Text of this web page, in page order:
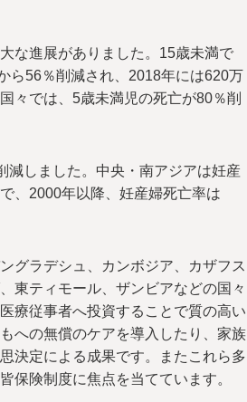
な進展がありました。15歳未満で
ら56％削減され、2018年には620万
々では、5歳未満児の死亡が80％削
減しました。中央・南アジアは妊産
、2000年以降、妊産婦死亡率は
グラデシュ、カンボジア、カザフス
東ティモール、ザンビアなどの国々
療従事者へ投資することで質の高い
への無償のケアを導入したり、家族
決定による成果です。またこれら多
保険制度に焦点を当てています。